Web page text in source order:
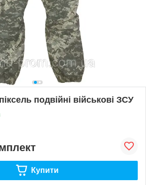
подвійні військові ЗСУ
Купити